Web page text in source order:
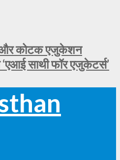
और कोटक एजुकेशन
साथी फॉर एजुकेटर्स’